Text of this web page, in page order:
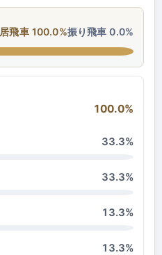
居飛車 100.0%振り飛車 0.0%
100.0%
33.3%
33.3%
13.3%
13.3%